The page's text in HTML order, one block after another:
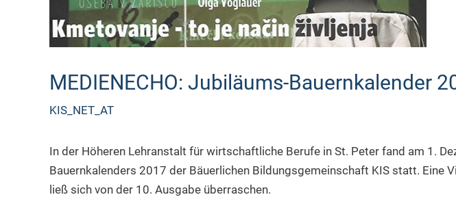
MEDIENECHO: Jubiläums-Bauernkalender
KIS_NET_AT
In der Höheren Lehranstalt für wirtschaftliche Berufe in St. Peter fand am 1.
Bauernkalenders 2017 der Bäuerlichen Bildungsgemeinschaft KIS statt. Eine
ließ sich von der 10. Ausgabe überraschen.